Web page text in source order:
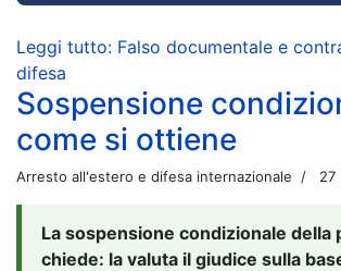
Leggi tutto: Falso documentale e
difesa
Sospensione
come si ottiene
Arresto all'estero e difesa internazionale 27
La sospensione condizionale della
chiede: la valuta il giudice sulla